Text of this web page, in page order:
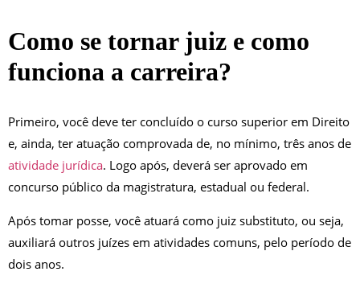
Como se tornar juiz e como
funciona a carreira?
Primeiro, você deve ter concluído o curso superior em Direito
e, ainda, ter atuação comprovada de, no mínimo, três anos de
atividade jurídica. Logo após, deverá ser aprovado em
concurso público da magistratura, estadual ou federal.
Após tomar posse, você atuará como juiz substituto, ou seja,
auxiliará outros juízes em atividades comuns, pelo período de
dois anos.